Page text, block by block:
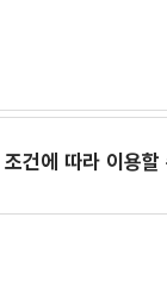
조건에 따라 이용할